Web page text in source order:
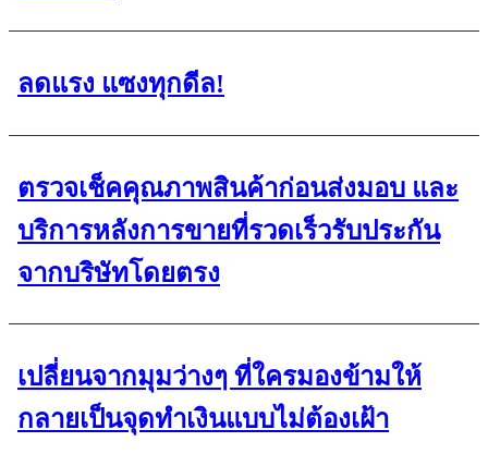
ลดแรง แซงทุกดีล!
ตรวจเช็คคุณภาพสินค้าก่อนส่งมอบ และ
บริการหลังการขายที่รวดเร็วรับประกัน
จากบริษัทโดยตรง
เปลี่ยนจากมุมว่างๆ ที่ใครมองข้ามให้
กลายเป็นจุดทำเงินแบบไม่ต้องเฝ้า